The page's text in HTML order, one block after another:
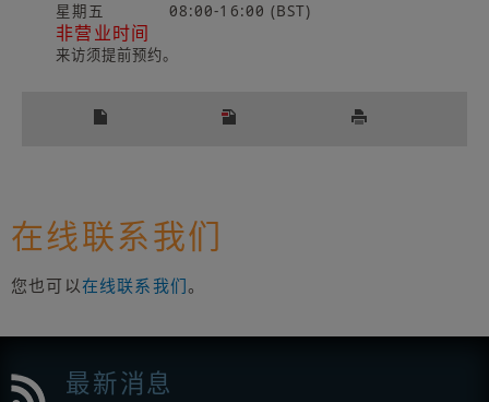
星期五
08:00-16:00 (BST)
非营业时间
来访须提前预约。
在线联系我们
您也可以在线联系我们。
最新消息